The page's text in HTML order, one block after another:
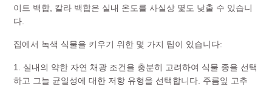
이트 백합, 칼라 백합은 실내 온도를 사실상 몇도 낮출 수 있습니
다.
집에서 녹색 식물을 키우기 위한 몇 가지 팁이 있습니다:
1. 실내의 약한 자연 채광 조건을 충분히 고려하여 식물 종을 선택
하고 그늘 균일성에 대한 저항 유형을 선택합니다. 주름잎 고추